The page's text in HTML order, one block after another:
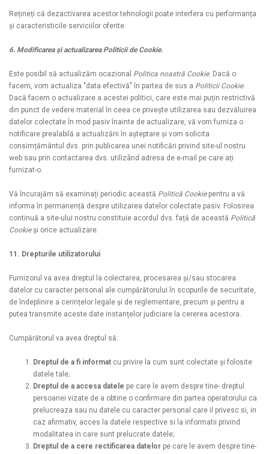
Rețineți că dezactivarea acestor tehnologii poate interfera cu performanța
și caracteristicile serviciilor oferite.
6. Modificarea și actualizarea Politicii de Cookie.
Este posibil să actualizăm ocazional Politica noastră Cookie. Dacă o
facem, vom actualiza "data efectivă" în partea de sus a Politicii Cookie.
Dacă facem o actualizare a acestei politici, care este mai puțin restrictivă
din punct de vedere material în ceea ce privește utilizarea sau dezvăluirea
datelor colectate în mod pasiv înainte de actualizare, vă vom furniza o
notificare prealabilă a actualizării în așteptare și vom solicita
consimțământul dvs. prin publicarea unei notificări privind site-ul nostru
web sau prin contactarea dvs. utilizând adresa de e-mail pe care ați
furnizat-o.
Vă încurajăm să examinați periodic această Politică Cookiepentru a vă
informa în permanență despre utilizarea datelor colectate pasiv. Folosirea
continuă a site-ului nostru constituie acordul dvs. față de această Politică
Cookieși orice actualizare.
11. Drepturile utilizatorului
Furnizorul va avea dreptul la colectarea, procesarea și/sau stocarea
datelor cu caracter personal ale cumpărătorului în scopurile de securitate,
de îndeplinire a cerințelor legale și de reglementare, precum și pentru a
putea transmite aceste date instanțelor judiciare la cererea acestora.
Cumpărătorul va avea dreptul să:
Dreptul de a fi informat cu privire la cum sunt colectate și folosite
datele tale;
Dreptul de a accesa datele pe care le avem despre tine- dreptul
persoanei vizate de a obtine o confirmare din partea operatorului ca
prelucreaza sau nu datele cu caracter personal care il privesc si, in
caz afirmativ, acces la datele respective si la informatii privind
modalitatea in care sunt prelucrate datele;
Dreptul de a cere rectificarea datelor pe care le avem despre tine-